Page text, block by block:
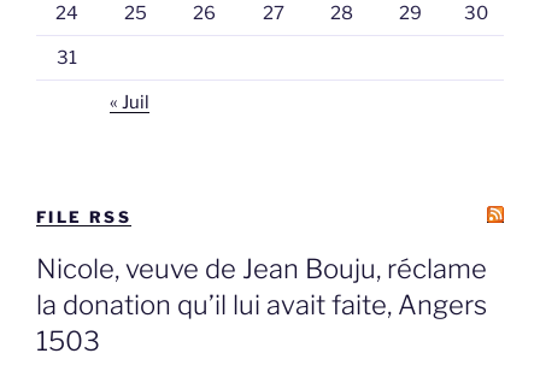
24 25 26 27 28 29 30
31
« Juil
FILE RSS
Nicole, veuve de Jean Bouju, réclame
la donation qu’il lui avait faite, Angers
1503